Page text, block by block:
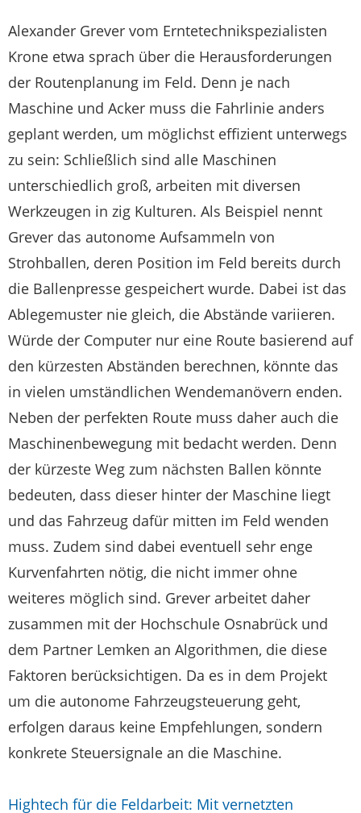
Alexander Grever vom Erntetechnikspezialisten
Krone etwa sprach über die Herausforderungen
der Routenplanung im Feld. Denn je nach
Maschine und Acker muss die Fahrlinie anders
geplant werden, um möglichst effizient unterwegs
zu sein: Schließlich sind alle Maschinen
unterschiedlich groß, arbeiten mit diversen
Werkzeugen in zig Kulturen. Als Beispiel nennt
Grever das autonome Aufsammeln von
Strohballen, deren Position im Feld bereits durch
die Ballenpresse gespeichert wurde. Dabei ist das
Ablegemuster nie gleich, die Abstände variieren.
Würde der Computer nur eine Route basierend auf
den kürzesten Abständen berechnen, könnte das
in vielen umständlichen Wendemanövern enden.
Neben der perfekten Route muss daher auch die
Maschinenbewegung mit bedacht werden. Denn
der kürzeste Weg zum nächsten Ballen könnte
bedeuten, dass dieser hinter der Maschine liegt
und das Fahrzeug dafür mitten im Feld wenden
muss. Zudem sind dabei eventuell sehr enge
Kurvenfahrten nötig, die nicht immer ohne
weiteres möglich sind. Grever arbeitet daher
zusammen mit der Hochschule Osnabrück und
dem Partner Lemken an Algorithmen, die diese
Faktoren berücksichtigen. Da es in dem Projekt
um die autonome Fahrzeugsteuerung geht,
erfolgen daraus keine Empfehlungen, sondern
konkrete Steuersignale an die Maschine.
Hightech für die Feldarbeit: Mit vernetzten